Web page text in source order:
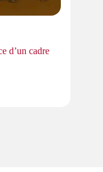
d’un cadre